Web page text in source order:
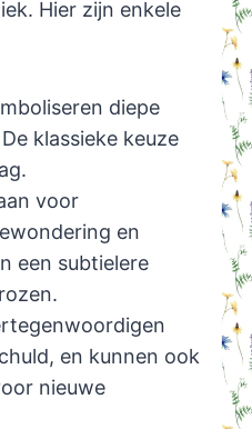
Hier zijn enkele
diepe
klassieke keuze
voor
en
een subtielere
en kunnen ook
nieuwe